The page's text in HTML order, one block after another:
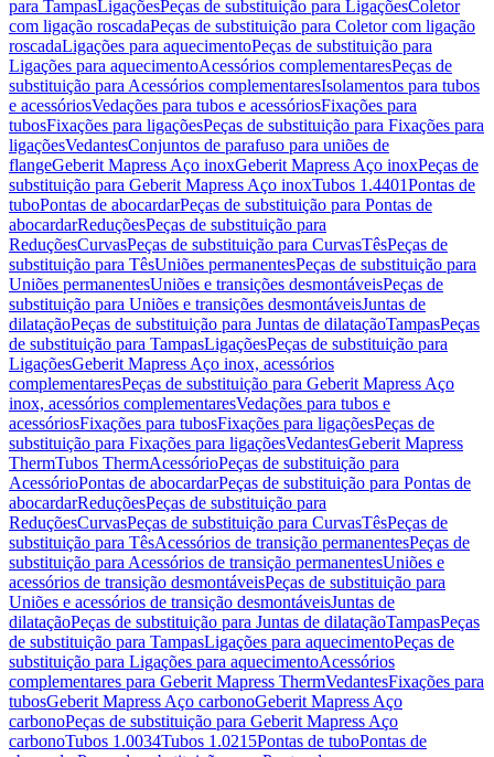
para TampasLigaçõesPeças de substituição para LigaçõesColetor
com ligação roscadaPeças de substituição para Coletor com ligação
roscadaLigações para aquecimentoPeças de substituição para
Ligações para aquecimentoAcessórios complementaresPeças de
substituição para Acessórios complementaresIsolamentos para tubos
e acessóriosVedações para tubos e acessóriosFixações para
tubosFixações para ligaçõesPeças de substituição para Fixações para
ligaçõesVedantesConjuntos de parafuso para uniões de
flangeGeberit Mapress Aço inoxGeberit Mapress Aço inoxPeças de
substituição para Geberit Mapress Aço inoxTubos 1.4401Pontas de
tuboPontas de abocardarPeças de substituição para Pontas de
abocardarReduçõesPeças de substituição para
ReduçõesCurvasPeças de substituição para CurvasTêsPeças de
substituição para TêsUniões permanentesPeças de substituição para
Uniões permanentesUniões e transições desmontáveisPeças de
substituição para Uniões e transições desmontáveisJuntas de
dilataçãoPeças de substituição para Juntas de dilataçãoTampasPeças
de substituição para TampasLigaçõesPeças de substituição para
LigaçõesGeberit Mapress Aço inox, acessórios
complementaresPeças de substituição para Geberit Mapress Aço
inox, acessórios complementaresVedações para tubos e
acessóriosFixações para tubosFixações para ligaçõesPeças de
substituição para Fixações para ligaçõesVedantesGeberit Mapress
ThermTubos ThermAcessórioPeças de substituição para
AcessórioPontas de abocardarPeças de substituição para Pontas de
abocardarReduçõesPeças de substituição para
ReduçõesCurvasPeças de substituição para CurvasTêsPeças de
substituição para TêsAcessórios de transição permanentesPeças de
substituição para Acessórios de transição permanentesUniões e
acessórios de transição desmontáveisPeças de substituição para
Uniões e acessórios de transição desmontáveisJuntas de
dilataçãoPeças de substituição para Juntas de dilataçãoTampasPeças
de substituição para TampasLigações para aquecimentoPeças de
substituição para Ligações para aquecimentoAcessórios
complementares para Geberit Mapress ThermVedantesFixações para
tubosGeberit Mapress Aço carbonoGeberit Mapress Aço
carbonoPeças de substituição para Geberit Mapress Aço
carbonoTubos 1.0034Tubos 1.0215Pontas de tuboPontas de